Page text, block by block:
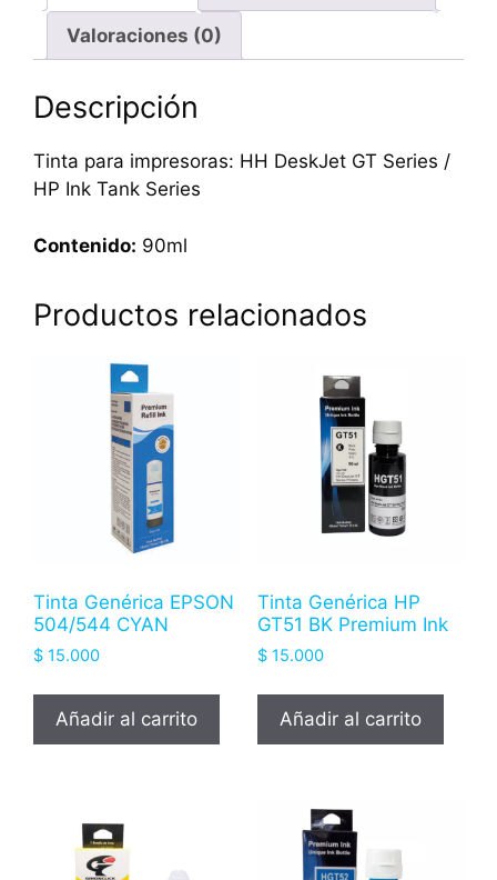
Valoraciones (0)
Descripción
Tinta para impresoras: HH DeskJet GT Series /
HP Ink Tank Series
Contenido: 90ml
Productos relacionados
Tinta Genérica EPSON
504/544 CYAN
$ 15.000
Añadir al carrito
Tinta Genérica HP
GT51 BK Premium Ink
$15.000
Añadir al carrito